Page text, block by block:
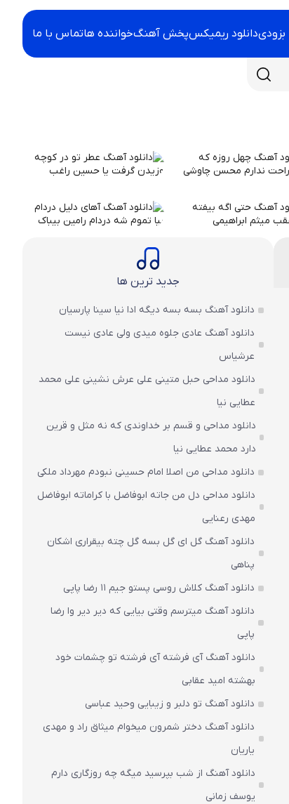
بزودیدانلود ریمیکسپخش آهنگخواننده هاتماس با ما
جدید ترین ها
دانلود آهنگ بسه بسه دیگه ادا نیا سینا پارسیان
دانلود آهنگ عادی جلوه میدی ولی عادی نیست
عرشیاس
دانلود مداحی حبل متینی علی عرش نشینی علی محمد
عطایی نیا
دانلود مداحی و قسم بر خداوندی که نه مثل و قرین
دارد محمد عطایی نیا
دانلود مداحی من اصلا امام حسینی نبودم مهرداد ملکی
دانلود مداحی دل من جاته ابوفاضل با کراماته ابوفاضل
مهدی رعنایی
دانلود آهنگ گل ای گل بسه گل چته بیقراری اشکان
پناهی
دانلود آهنگ کلاش روسی پستو جیم ۱۱ رضا پاپی
دانلود آهنگ میترسم وقتی بیایی که دیر دیر وا رضا
پاپی
دانلود آهنگ آی فرشته آی فرشته تو چشمات خود
بهشته امید عقابی
دانلود آهنگ تو دلبر و زیبایی وحید عباسی
دانلود آهنگ دختر شمرون میخوام میثاق راد و مهدی
یاریان
دانلود آهنگ از شب بپرسید میگه چه روزگاری دارم
یوسف زمانی